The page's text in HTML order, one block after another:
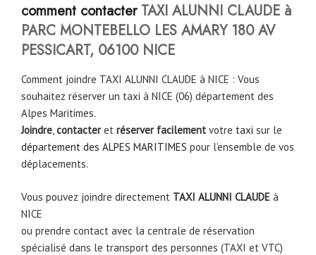
comment contacterTAXI ALUNNI CLAUDE à
PARC MONTEBELLO LES AMARY 180 AV
PESSICART, 06100 NICE
Comment joindre TAXI ALUNNI CLAUDE à NICE : Vous
souhaitez réserver un taxi à NICE (06) département des
Alpes Maritimes.
Joindre,contacteret réserver facilement votre taxi sur le
département des ALPES MARITIMES pour l’ensemble de vos
déplacements.
Vous pouvez joindre directement TAXI ALUNNI CLAUDE à
NICE
ou prendre contact avec la centrale de réservation
spécialisé dans le transport des personnes (TAXI et VTC)